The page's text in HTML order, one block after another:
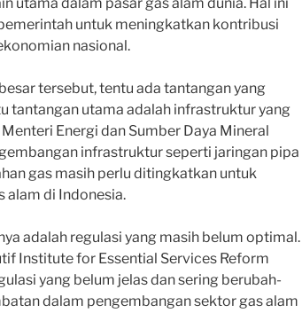
untuk meningkatkan kontribusi
nasional.
tersebut, tentu ada tantangan yang
tantangan utama adalah infrastruktur yang
Energi dan Sumber Daya Mineral
infrastruktur seperti jaringan pipa
gas masih perlu ditingkatkan untuk
alam di Indonesia.
adalah regulasi yang masih belum optimal.
Institute for Essential Services Reform
yang belum jelas dan sering berubah-
dalam pengembangan sektor gas alam